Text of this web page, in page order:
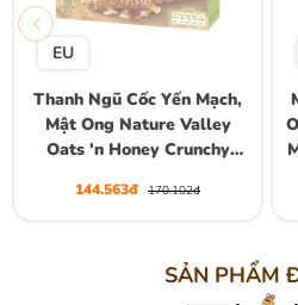
EU
Thanh Ngũ Cốc Yến Mạch,
Mật Ong Nature Valley
Oats 'n Honey Crunchy
Thanh (5 Gói) , Hộp 210g
144.563đ 170.102đ
SẢN PHẨM